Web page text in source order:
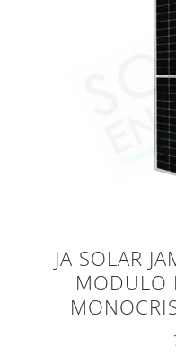
JA SOLAR
MODULO